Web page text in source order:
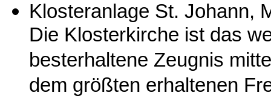
Klosteranlage St. Johann,
Die Klosterkirche ist das
besterhaltene Zeugnis
dem größten erhaltenen